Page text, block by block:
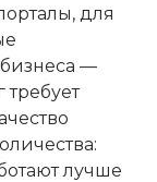
для
—
лучше